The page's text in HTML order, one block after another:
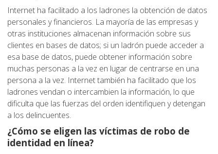
Internet ha facilitado a los ladrones la obtención de datos
personales y financieros. La mayoría de las empresas y
otras instituciones almacenan información sobre sus
clientes en bases de datos; si un ladrón puede acceder a
esa base de datos, puede obtener información sobre
muchas personas a la vez en lugar de centrarse en una
persona a la vez. Internet también ha facilitado que los
ladrones vendan o intercambien la información, lo que
dificulta que las fuerzas del orden identifiquen y detengan
a los delincuentes.
¿Cómo se eligen las víctimas de robo de
identidad en línea?